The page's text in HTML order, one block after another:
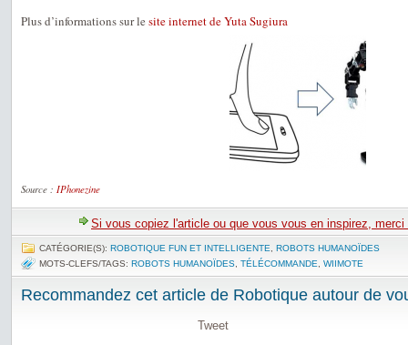
Plus d’informations sur le site internet de Yuta Sugiura
Source : IPhonezine
Si vous copiez l'article ou que vous vous en inspirez,
CATÉGORIE(S): ROBOTIQUE FUN ET INTELLIGENTE
ROBOTS HUMANOÏDES
MOTS-CLEFS/TAGS: ROBOTS HUMANOÏDES TÉLÉCOMMANDE WIIMOTE
Recommandez cet article de Robotique autour de
Tweet